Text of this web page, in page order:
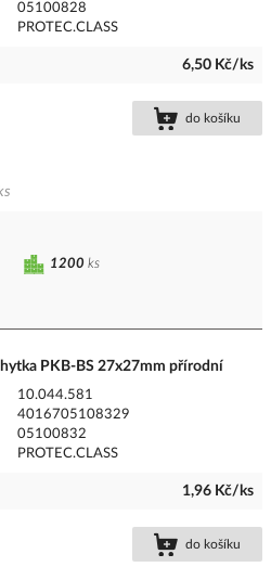
05100828
PROTEC.CLASS
6,50 Kč/ks
do košíku
1200 ks
PKB-BS 27x27mm přírodní
10.044.581
4016705108329
05100832
PROTEC.CLASS
1,96 Kč/ks
do košíku